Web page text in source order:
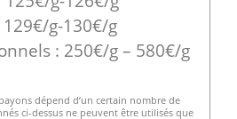
129€/g-130€/g
: 250€/g – 580€/g
dépend d’un certain nombre de
ci-dessus ne peuvent être utilisés que